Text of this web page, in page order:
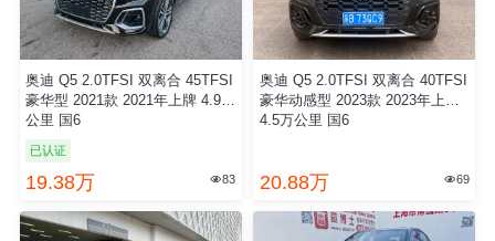
奥迪 Q5 2.0TFSI 双离合 45TFSI
豪华型 2021款 2021年上牌 4.9万
公里 国6
已认证
19.38万 83
奥迪 Q5 2.0TFSI 双离合 40TFSI
豪华动感型 2023款 2023年上牌
4.5万公里 国6
20.88万 69